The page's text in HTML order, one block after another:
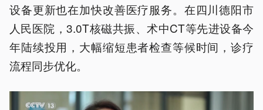
设备更新也在加快改善医疗服务。在四川德阳市
人民医院，3.0T核磁共振、术中CT等先进设备今
年陆续投用，大幅缩短患者检查等候时间，诊疗
流程同步优化。